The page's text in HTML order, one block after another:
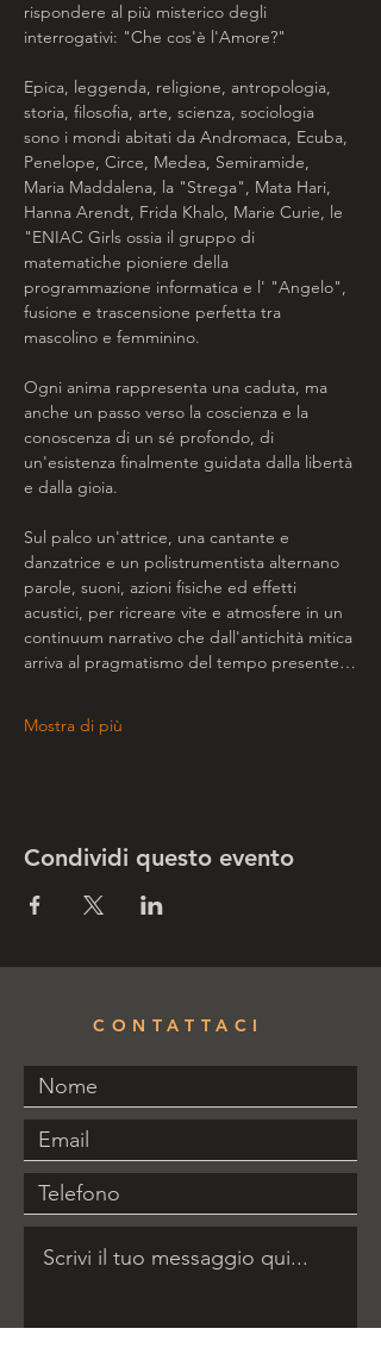
rispondere al più misterico degli
interrogativi: "Che cos'è l'Amore?"
Epica, leggenda, religione, antropologia,
storia, filosofia, arte, scienza, sociologia
sono i mondi abitati da Andromaca, Ecuba,
Penelope, Circe, Medea, Semiramide,
Maria Maddalena, la "Strega", Mata Hari,
Hanna Arendt, Frida Khalo, Marie Curie, le
"ENIAC Girls ossia il gruppo di
matematiche pioniere della
programmazione informatica e l' "Angelo",
fusione e trascensione perfetta tra
mascolino e femminino.
Ogni anima rappresenta una caduta, ma
anche un passo verso la coscienza e la
conoscenza di un sé profondo, di
un'esistenza finalmente guidata dalla libertà
e dalla gioia.
Sul palco un'attrice, una cantante e
danzatrice e un polistrumentista alternano
parole, suoni, azioni fisiche ed effetti
acustici, per ricreare vite e atmosfere in un
continuum narrativo che dall'antichità mitica
arriva al pragmatismo del tempo presente…
Mostra di più
Condividi questo evento
CONTATTACI